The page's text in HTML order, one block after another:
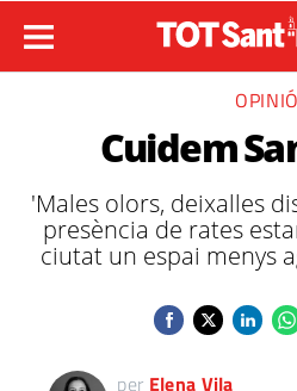
OPINIÓ
Cuidem
'Males olors, deixalles
presència de rates
ciutat un espai menys
per Elena Vila